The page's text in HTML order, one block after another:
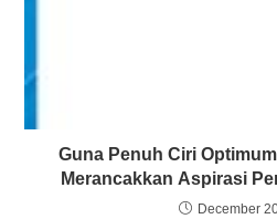
Guna Penuh Ciri
Merancakkan Aspirasi
December